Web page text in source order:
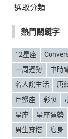
分
熱門關鍵字
12星座
一周運勢
中時
名人說生活
唐
巨蟹座
彩妝
星座
星座運勢
男生穿搭
瘦身